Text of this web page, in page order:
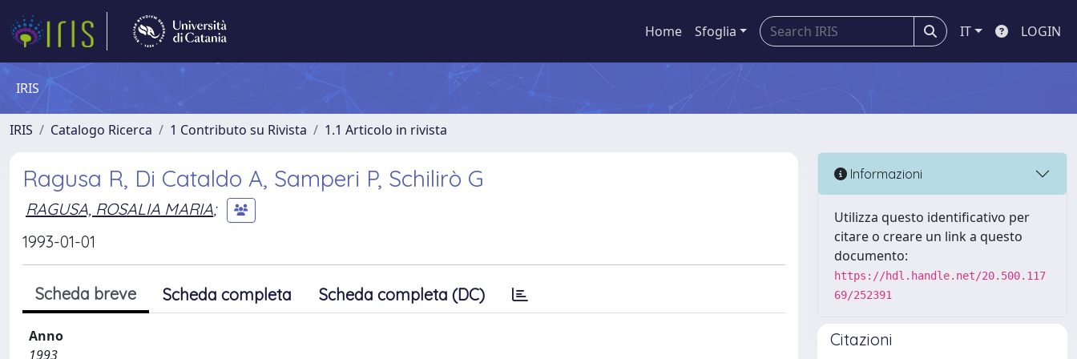
Home Sfoglia IT LOGIN
IRIS
IRIS Catalogo Ricerca 1 Contributo su Rivista 1.1 Articolo in rivista
Ragusa R, Di Cataldo A, Samperi P, Schilirò G
RAGUSA, ROSALIA MARIA;
1993-01-01
Scheda breve Scheda completa Scheda completa (DC)
Anno
1993
Informazioni
Utilizza questo identificativo per
citare o creare un link a questo
documento:
https://hdl.handle.net/20.500.117
69/252391
Citazioni